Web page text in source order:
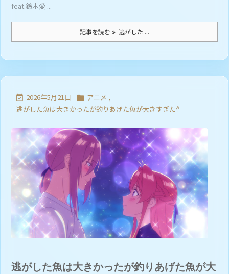
feat.鈴木愛 ...
記事を読む 逃がした ...
 2026年5月21日  アニメ ,
逃がした魚は大きかったが釣りあげた魚が大きすぎた件
逃がした魚は大きかったが釣りあげた魚が大